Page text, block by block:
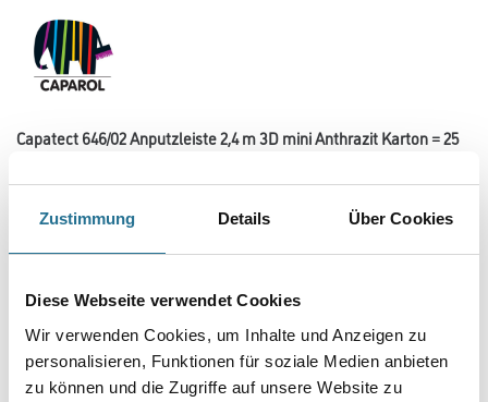
Zustimmung Details Über Cookies
Diese Webseite verwendet Cookies
Wir verwenden Cookies, um Inhalte und Anzeigen zu
personalisieren, Funktionen für soziale Medien anbieten
zu können und die Zugriffe auf unsere Website zu
Capatect 646/02 Anputzleiste 2,4 m 3D mini Anthrazit Karton = 25
Art-Nr.:1001-013874
Zweiteilige Anputzleiste mit großer Bewegungsaufnahme zum Einbau
Gebinde